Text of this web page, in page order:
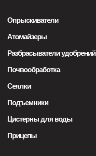
Опрыскиватели
Атомайзеры
Разбрасыватели удобрений
Почвообработка
Сеялки
Подъемники
Цистерны для воды
Прицепы